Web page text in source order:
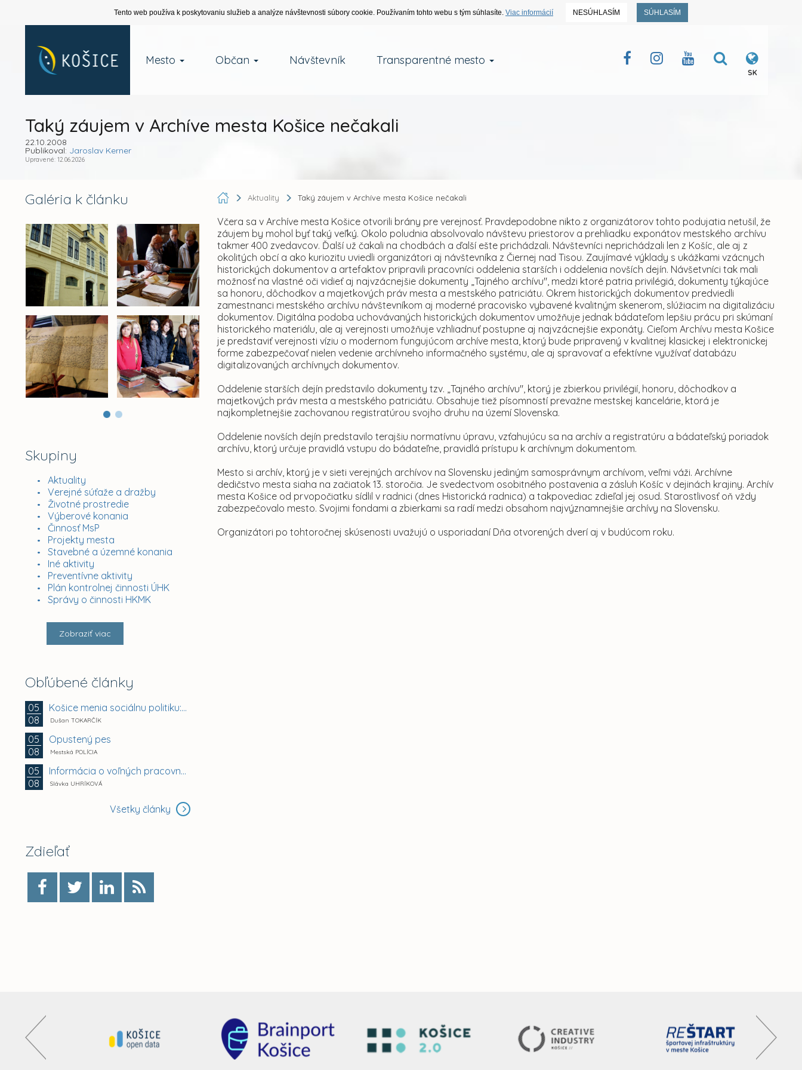
Tento web používa k poskytovaniu služieb a analýze návštevnosti súbory cookie. Používaním tohto webu s tým súhlasíte. Viac informácií NESÚHLASÍM SÚHLASÍM
Mesto Občan Návštevník Transparentné mesto
SK
Taký záujem v Archíve mesta Košice nečakali
22.10.2008
Publikoval: Jaroslav Kerner
Upravené: 12.06.2026
Galéria k článku
Skupiny
Aktuality
Verejné súťaže a dražby
Životné prostredie
Výberové konania
Činnosť MsP
Projekty mesta
Stavebné a územné konania
Iné aktivity
Preventívne aktivity
Plán kontrolnej činnosti ÚHK
Správy o činnosti HKMK
Zobraziť viac
Obľúbené články
05
08
Košice menia sociálnu politiku: chránia mestské byty...
Dušan TOKARČÍK
05
08
Opustený pes
Mestská POLÍCIA
05
08
Informácia o voľných pracovných miestach -...
Slávka UHRÍKOVÁ
Všetky články
Zdieľať
Aktuality Taký záujem v Archíve mesta Košice nečakali
Včera sa v Archíve mesta Košice otvorili brány pre verejnosť. Pravdepodobne nikto z organizátorov tohto podujatia netušil, že
záujem by mohol byť taký veľký. Okolo poludnia absolvovalo návštevu priestorov a prehliadku exponátov mestského archívu
takmer 400 zvedavcov. Ďalší už čakali na chodbách a ďalší ešte prichádzali. Návštevníci neprichádzali len z Košíc, ale aj z
okolitých obcí a ako kuriozitu uviedli organizátori aj návštevníka z Čiernej nad Tisou. Zaujímavé výklady s ukážkami vzácnych
historických dokumentov a artefaktov pripravili pracovníci oddelenia starších i oddelenia novších dejín. Návšetvníci tak mali
možnosť na vlastné oči vidieť aj najvzácnejšie dokumenty „Tajného archívu", medzi ktoré patria privilégiá, dokumenty týkajúce
sa honoru, dôchodkov a majetkových práv mesta a mestského patriciátu. Okrem historických dokumentov predviedli
zamestnanci mestského archívu návštevníkom aj moderné pracovisko vybavené kvalitným skenerom, slúžiacim na digitalizáciu
dokumentov. Digitálna podoba uchovávaných historických dokumentov umožňuje jednak bádateľom lepšiu prácu pri skúmaní
historického materiálu, ale aj verejnosti umožňuje vzhliadnuť postupne aj najvzácnejšie exponáty. Cieľom Archívu mesta Košice
je predstaviť verejnosti víziu o modernom fungujúcom archíve mesta, ktorý bude pripravený v kvalitnej klasickej i elektronickej
forme zabezpečovať nielen vedenie archívneho informačného systému, ale aj spravovať a efektívne využívať databázu
digitalizovaných archívnych dokumentov.
Oddelenie starších dejín predstavilo dokumenty tzv. „Tajného archívu", ktorý je zbierkou privilégií, honoru, dôchodkov a
majetkových práv mesta a mestského patriciátu. Obsahuje tiež písomností prevažne mestskej kancelárie, ktorá je
najkompletnejšie zachovanou registratúrou svojho druhu na území Slovenska.
Oddelenie novších dejín predstavilo terajšiu normatívnu úpravu, vzťahujúcu sa na archív a registratúru a bádateľský poriadok
archívu, ktorý určuje pravidlá vstupu do bádateľne, pravidlá prístupu k archívnym dokumentom.
Mesto si archív, ktorý je v sieti verejných archívov na Slovensku jediným samosprávnym archívom, veľmi váži. Archívne
dedičstvo mesta siaha na začiatok 13. storočia. Je svedectvom osobitného postavenia a zásluh Košíc v dejinách krajiny. Archív
mesta Košice od prvopočiatku sídlil v radnici (dnes Historická radnica) a takpovediac zdieľal jej osud. Starostlivosť oň vždy
zabezpečovalo mesto. Svojimi fondami a zbierkami sa radí medzi obsahom najvýznamnejšie archívy na Slovensku.
Organizátori po tohtoročnej skúsenosti uvažujú o usporiadaní Dňa otvorených dverí aj v budúcom roku.